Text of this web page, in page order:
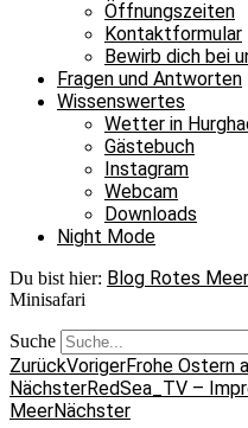
Öffnungszeiten
Kontaktformular
Bewirb dich bei
Fragen und Antworten
Wissenswertes
Wetter in
Gästebuch
Instagram
Webcam
Downloads
Night Mode
Du bist hier: Blog Rotes Meer
Minisafari
Suche
ZurückVorigerFrohe Ostern
NächsterRedSea_TV –
MeerNächster